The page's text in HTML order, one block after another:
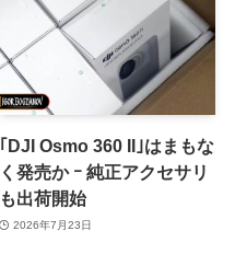
｢DJI Osmo 360 II｣はまもな
く発売か ｰ 純正アクセサリ
も出荷開始
2026年7月23日